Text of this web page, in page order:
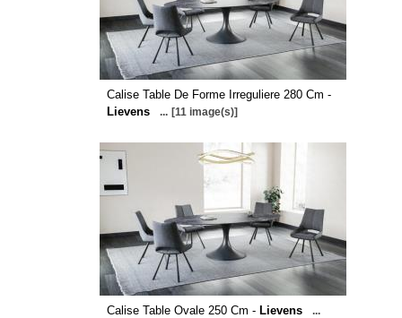
Calise Table De Forme Irreguliere 280 Cm -
Lievens
... [11 image(s)]
Calise Table Ovale 250 Cm - Lievens
...